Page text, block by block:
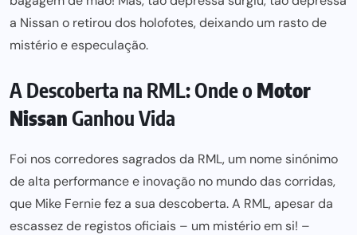
a Nissan o retirou dos holofotes, deixando um rasto de
mistério e especulação.
A Descoberta na RML: Onde o Motor
NissanGanhou Vida
Foi nos corredores sagrados da RML, um nome sinónimo
de alta performance e inovação no mundo das corridas,
que Mike Ferniefez a sua descoberta. A RML, apesar da
escassez de registos oficiais – um mistério em si! –